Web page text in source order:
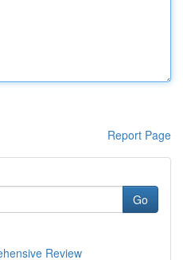
Report Page
Go
Review